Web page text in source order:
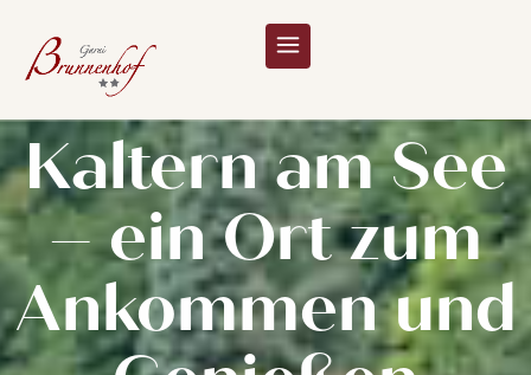
Kaltern am See
– ein Ort zum
Ankommen und